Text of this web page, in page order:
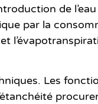
de
par la
Les